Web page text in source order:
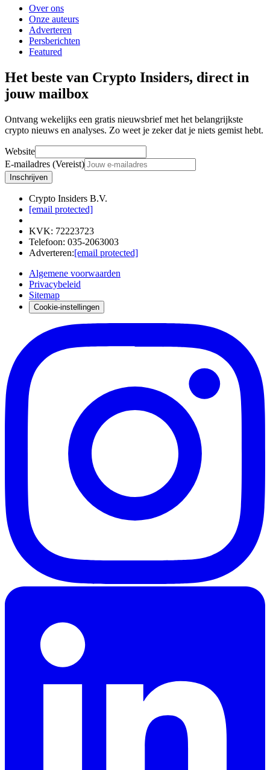
Over ons
Onze auteurs
Adverteren
Persberichten
Featured
Het beste van Crypto Insiders, direct in
jouw mailbox
Ontvang wekelijks een gratis nieuwsbrief met het belangrijkste
crypto nieuws en analyses. Zo weet je zeker dat je niets gemist hebt.
Website
E-mailadres (Vereist)
Inschrijven
Crypto Insiders B.V.
[email protected]
KVK: 72223723
Telefoon: 035-2063003
Adverteren:[email protected]
Algemene voorwaarden
Privacybeleid
Sitemap
Cookie-instellingen